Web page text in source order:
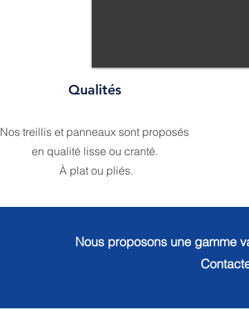
Qualités
Nos treillis et panneaux sont proposés
en qualité lisse ou cranté.
À plat ou pliés.
Nous proposons une gamme